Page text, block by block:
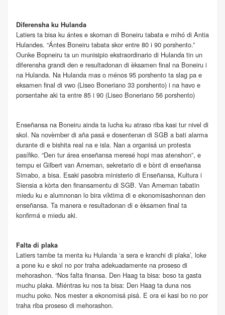
Diferensha ku Hulanda
Latiers ta bisa ku ántes e skornan di Boneiru tabata e mihó di Antia
Hulandes. “Ántes Boneiru tabata skor entre 80 i 90 porshento.”
Ounke Bopneiru ta un munisipio ekstraordinario di Hulanda tin un
diferensha grandi den e resultadonan di èksamen final na Boneiru i
na Hulanda. Na Hulanda mas o ménos 95 porshento ta slag pa e
eksamen final di vwo (Liseo Boneriano 33 porshento) i na havo e
porsentahe aki ta entre 85 i 90 (Liseo Boneriano 56 porshento)
Enseñansa na Boneiru ainda ta lucha ku atraso riba kasi tur nivel di
skol. Na novèmber di aña pasá e dosentenan di SGB a bati alarma
durante di e bishita real na e isla. Nan a organisá un protesta
pasífiko. “Den tur área enseñansa meresé hopi mas atenshon”, e
tempu ei Gilbert van Arneman, sekretario di e bònt di enseñansa
Simabo, a bisa. Esaki pasobra ministerio di Enseñansa, Kultura i
Siensia a kòrta den finansamentu di SGB. Van Arneman tabatin
miedu ku e alumnonan lo bira víktima di e ekonomisashonnan den
enseñansa. Ta manera e resultadonan di e èksamen final ta
konfirmá e miedu aki.
Falta di plaka
Latiers tambe ta menta ku Hulanda ‘a sera e kranchi di plaka’, loke
a pone ku e skol no por traha adekuadamente na proseso di
mehorashon. “Nos falta finansa. Den Haag ta bisa: boso ta gasta
muchu plaka. Miéntras ku nos ta bisa: Den Haag ta duna nos
muchu poko. Nos mester a ekonomisá pisá. E ora ei kasi bo no por
traha riba proseso di mehorashon.